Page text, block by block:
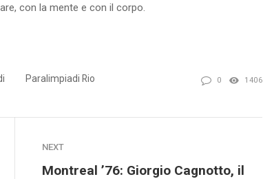
con la mente e con il corpo.
Paralimpiadi Rio
0 1406
NEXT
Montreal ’76: Giorgio Cagnotto, il